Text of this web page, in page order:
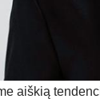
aiškią